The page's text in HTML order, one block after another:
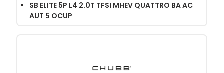
SB ELITE 5P L4 2.0T TFSI MHEV QUATTRO BA AC
AUT 5 OCUP